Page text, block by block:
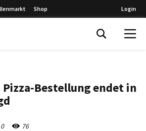
Shop Login
Bestellung endet in
0 76